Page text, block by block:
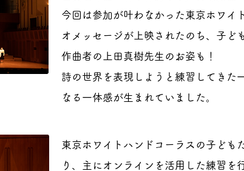
今回は参加が叶わなかった東京ホワイ
オメッセージが上映されたのち、子ど
作曲者の上田真樹先生のお姿も！
詩の世界を表現しようと練習してきた
なる一体感が生まれていました。
東京ホワイトハンドコーラスの子ども
り、主にオンラインを活用した練習を